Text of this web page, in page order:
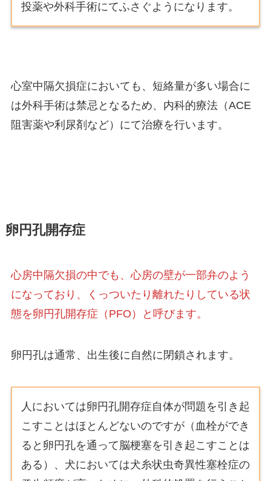
投薬や外科手術にてふさぐようになります。
心室中隔欠損症においても、短絡量が多い場合に
は外科手術は禁忌となるため、内科的療法（ACE
阻害薬や利尿剤など）にて治療を行います。
卵円孔開存症
心房中隔欠損の中でも、心房の壁が一部弁のよう
になっており、くっついたり離れたりしている状
態を卵円孔開存症（PFO）と呼びます。
卵円孔は通常、出生後に自然に閉鎖されます。
人においては卵円孔開存症自体が問題を引き起
こすことはほとんどないのですが（血栓ができ
ると卵円孔を通って脳梗塞を引き起こすことは
ある）、犬においては犬糸状虫奇異性塞栓症の